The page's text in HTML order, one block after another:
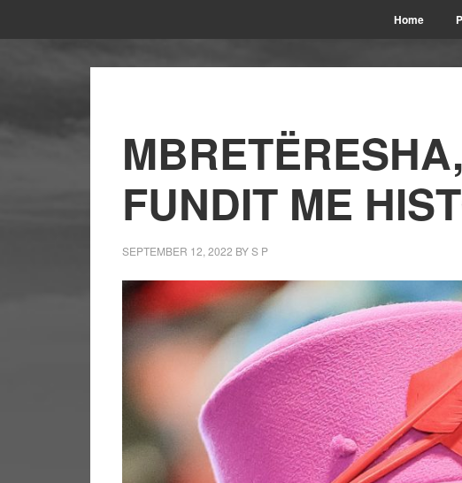
Home
FUNDIT ME
SEPTEMBER 12, 2022 BYS P